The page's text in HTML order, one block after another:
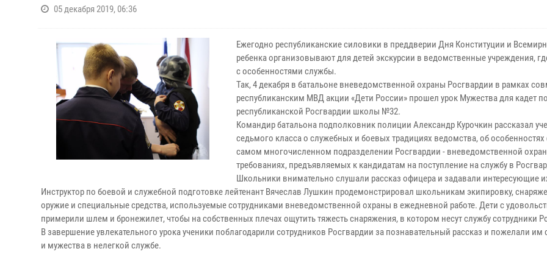
05 декабря 2019, 06:36
Ежегодно республиканские силовики в преддверии Дня Конституции и
ребенка организовывают для детей экскурсии в ведомственные учреждения,
с особенностями службы.
Так, 4 декабря в батальоне вневедомственной охраны Росгвардии в рамках
республиканским МВД акции «Дети России» прошел урок Мужества для кадет
республиканской Росгвардии школы №32.
Командир батальона подполковник полиции Александр Курочкин рассказал
седьмого класса о служебных и боевых традициях ведомства, об
самом многочисленном подразделении Росгвардии - вневедомственной
требованиях, предъявляемых к кандидатам на поступление на службу в
Школьники внимательно слушали рассказ офицера и задавали интересующие
Инструктор по боевой и служебной подготовке лейтенант Вячеслав Лушкин продемонстрировал школьникам экипировку,
оружие и специальные средства, используемые сотрудниками вневедомственной охраны в ежедневной работе. Дети с
примерили шлем и бронежилет, чтобы на собственных плечах ощутить тяжесть снаряжения, в котором несут службу сотрудники
В завершение увлекательного урока ученики поблагодарили сотрудников Росгвардии за познавательный рассказ и пожелали им
и мужества в нелегкой службе.